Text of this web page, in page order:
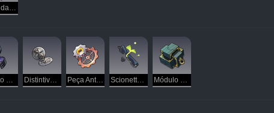
Título da Herta
Instinto de Ladrão Distintivo de Guarda Crinalva Peça Antiga Scionette Imortal Módulo de Atífice